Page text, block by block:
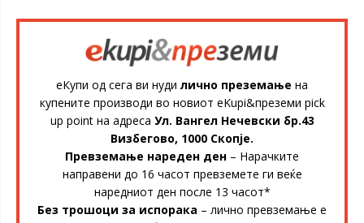
еКупи од сега ви нуди лично преземање на
купените производи во новиот eKupi&преземи pick
up point на адреса Ул. Вангел Нечевски бр.43
Визбегово, 1000 Скопје.
Превземање нареден ден – Нарачките
направени до 16 часот превземете ги веќе
наредниот ден после 13 часот*
Без трошоци за испорака – лично превземање е